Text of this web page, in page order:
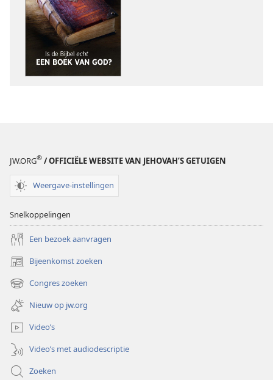
JW.ORG® / OFFICIËLE WEBSITE VAN JEHOVAH’S GETUIGEN
Weergave-instellingen
Snelkoppelingen
Een bezoek aanvragen
Bijeenkomst zoeken
(opent
nieuw
venster)
Congres zoeken
(opent
nieuw
venster)
Nieuw op jw.org
Video’s
Video’s met audiodescriptie
Zoeken